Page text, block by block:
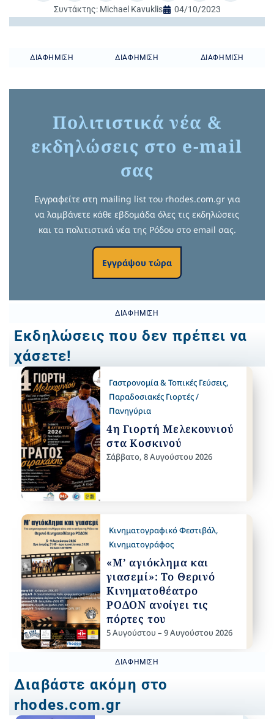
Συντάκτης:Michael Kavuklis 04/10/2023
ΔΙΑΦΉΜΙΣΗ ΔΙΑΦΉΜΙΣΗ ΔΙΑΦΉΜΙΣΗ
Πολιτιστικά νέα &
εκδηλώσεις στο e-mail
σας
Εγγραφείτε στη mailing list του rhodes.com.gr για
να λαμβάνετε κάθε εβδομάδα όλες τις εκδηλώσεις
και τα πολιτιστικά νέα της Ρόδου στο email σας.
Εγγράψου τώρα
ΔΙΑΦΉΜΙΣΗ
Εκδηλώσεις που δεν πρέπει να
χάσετε!
Γαστρονομία & Τοπικές Γεύσεις,
Παραδοσιακές Γιορτές /
Πανηγύρια
4η Γιορτή Μελεκουνιού
στα Κοσκινού
Σάββατο, 8 Αυγούστου 2026
Κινηματογραφικό Φεστιβάλ,
Κινηματογράφος
«Μ’ αγιόκλημα και
γιασεμί»: Το Θερινό
Κινηματοθέατρο
ΡΟΔΟΝ ανοίγει τις
πόρτες του
5 Αυγούστου – 9 Αυγούστου 2026
ΔΙΑΦΉΜΙΣΗ
Διαβάστε ακόμη στο
rhodes.com.gr